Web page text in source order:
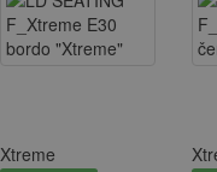
Xtreme